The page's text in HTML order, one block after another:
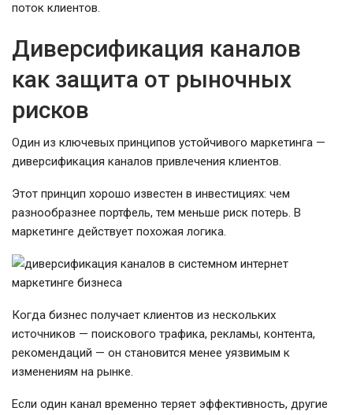
поток клиентов.
Диверсификация каналов
как защита от рыночных
рисков
Один из ключевых принципов устойчивого маркетинга —
диверсификация каналов привлечения клиентов.
Этот принцип хорошо известен в инвестициях: чем
разнообразнее портфель, тем меньше риск потерь. В
маркетинге действует похожая логика.
Когда бизнес получает клиентов из нескольких
источников — поискового трафика, рекламы, контента,
рекомендаций — он становится менее уязвимым к
изменениям на рынке.
Если один канал временно теряет эффективность, другие